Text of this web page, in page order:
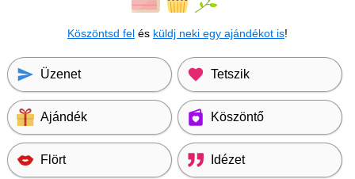
Köszöntsd fel és küldj neki egy ajándékot is!
Üzenet Tetszik
Ajándék Köszöntő
Flört Idézet